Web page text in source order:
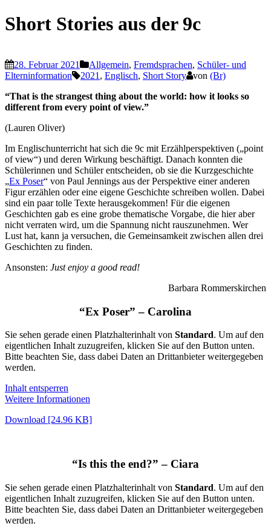
Short Stories aus der 9c
28. Februar 2021 Allgemein, Fremdsprachen, Schüler- und
Elterninformation
2021 , Englisch, Short Story von (Br)
“That is the strangest thing about the world: how it looks so
different from every point of view.”
(Lauren Oliver)
Im Englischunterricht hat sich die 9c mit Erzählperspektiven („point
of view“) und deren Wirkung beschäftigt. Danach konnten die
Schülerinnen und Schüler entscheiden, ob sie die Kurzgeschichte
„Ex Poser“ von Paul Jennings aus der Perspektive einer anderen
Figur erzählen oder eine eigene Geschichte schreiben wollen. Dabei
sind ein paar tolle Texte herausgekommen! Für die eigenen
Geschichten gab es eine grobe thematische Vorgabe, die hier aber
nicht verraten wird, um die Spannung nicht rauszunehmen. Wer
Lust hat, kann ja versuchen, die Gemeinsamkeit zwischen allen drei
Geschichten zu finden.
Ansonsten: Just enjoy a good read!
Barbara Rommerskirchen
“Ex Poser” – Carolina
Sie sehen gerade einen Platzhalterinhalt von Standard. Um auf den
eigentlichen Inhalt zuzugreifen, klicken Sie auf den Button unten.
Bitte beachten Sie, dass dabei Daten an Drittanbieter weitergegeben
werden.
Inhalt entsperren
Weitere Informationen
Download [24.96 KB]
“Is this the end?” – Ciara
Sie sehen gerade einen Platzhalterinhalt von Standard. Um auf den
eigentlichen Inhalt zuzugreifen, klicken Sie auf den Button unten.
Bitte beachten Sie, dass dabei Daten an Drittanbieter weitergegeben
werden.